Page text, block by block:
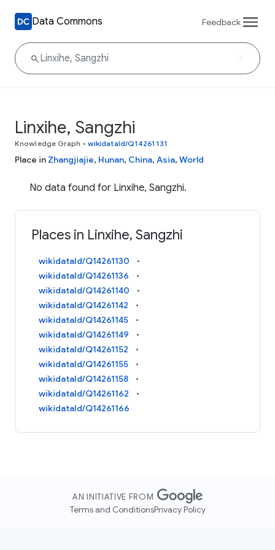
Data Commons Feedback
Linxihe, Sangzhi
Knowledge Graph • wikidataId/Q14261131
Place in Zhangjiajie, Hunan, China, Asia, World
No data found for Linxihe, Sangzhi.
Places in Linxihe, Sangzhi
wikidataId/Q14261130
wikidataId/Q14261136
wikidataId/Q14261140
wikidataId/Q14261142
wikidataId/Q14261145
wikidataId/Q14261149
wikidataId/Q14261152
wikidataId/Q14261155
wikidataId/Q14261158
wikidataId/Q14261162
wikidataId/Q14261166
AN INITIATIVE FROM
Terms and ConditionsPrivacy Policy